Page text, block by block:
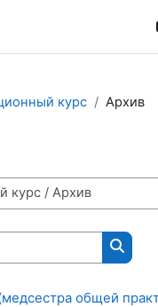
курс Архив
Поиск
общей